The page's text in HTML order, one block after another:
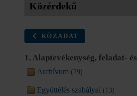
Közérdekű
KÖZADAT
1. Alaptevékenység, feladat-
Archívum (29)
Együttélés szabályai (13)